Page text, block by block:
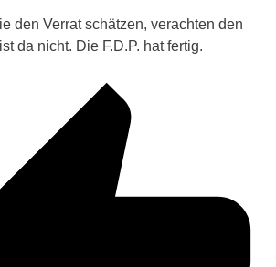
den Verrat schätzen, verachten den
da nicht. Die F.D.P. hat fertig.